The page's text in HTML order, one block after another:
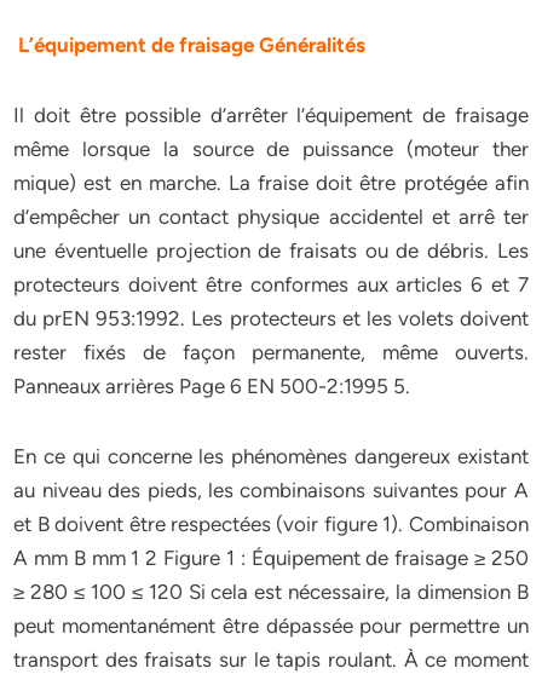
L’équipement de fraisage Généralités
Il doit être possible d’arrêter l’équipement de fraisage
même lorsque la source de puissance (moteur ther
mique) est en marche. La fraise doit être protégée afin
d’empêcher un contact physique accidentel et arrê ter
une éventuelle projection de fraisats ou de débris. Les
protecteurs doivent être conformes aux articles 6 et 7
du prEN 953:1992. Les protecteurs et les volets doivent
rester fixés de façon permanente, même ouverts.
Panneaux arrières Page 6 EN 500-2:1995 5.
En ce qui concerne les phénomènes dangereux existant
au niveau des pieds, les combinaisons suivantes pour A
et B doivent être respectées (voir figure 1). Combinaison
A mm B mm 1 2 Figure 1 : Équipement de fraisage ≥ 250
≥ 280 ≤ 100 ≤ 120 Si cela est nécessaire, la dimension B
peut momentanément être dépassée pour permettre un
transport des fraisats sur le tapis roulant. À ce moment